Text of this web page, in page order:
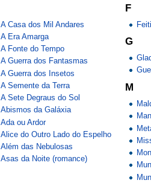
A Casa dos Mil Andares
A Era Amarga
A Fonte do Tempo
A Guerra dos Fantasmas
A Guerra dos Insetos
A Semente da Terra
A Sete Degraus do Sol
Abismos da Galáxia
Ada ou Ardor
Alice do Outro Lado do Espelho
Além das Nebulosas
Asas da Noite (romance)
F
G
M